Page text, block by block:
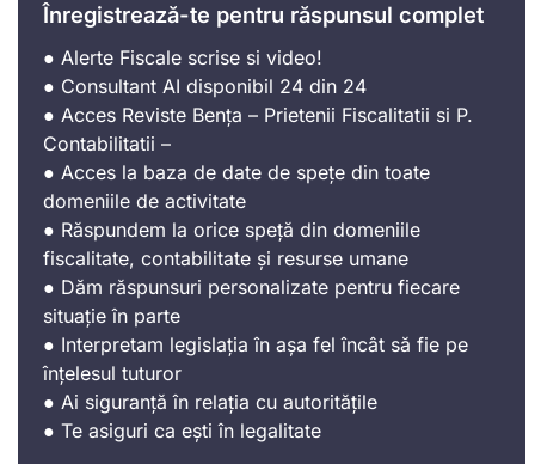
Înregistrează-te pentru răspunsul complet
● Alerte Fiscale scrise si video!
● Consultant AI disponibil 24 din 24
● Acces Reviste Bența – Prietenii Fiscalitatii si P.
Contabilitatii –
● Acces la baza de date de spețe din toate
domeniile de activitate
● Răspundem la orice speță din domeniile
fiscalitate, contabilitate și resurse umane
● Dăm răspunsuri personalizate pentru fiecare
situație în parte
● Interpretam legislația în așa fel încât să fie pe
înțelesul tuturor
● Ai siguranță în relația cu autoritățile
● Te asiguri ca ești în legalitate